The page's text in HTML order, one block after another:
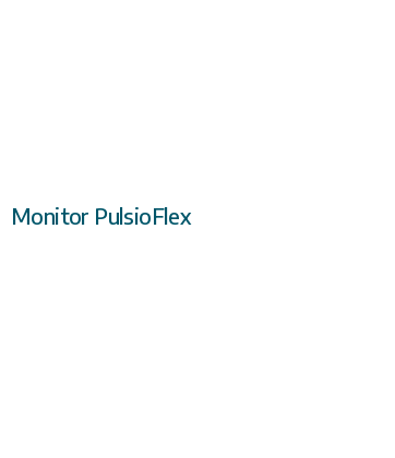
Monitor PulsioFlex